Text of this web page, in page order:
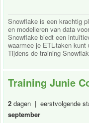
Snowflake is een krachtig
en modelleren van data
Snowflake biedt een
waarmee je ETL-taken
Tijdens de training
Training Junie
2 dagen | eerstvolgende
september